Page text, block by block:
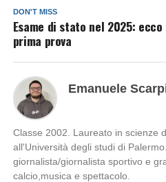
DON'T MISS
Esame di stato nel 2025:
prima prova
Emanuele
Classe 2002. Laureato in scienze
all'Università degli studi di
giornalista/giornalista sportivo e
calcio,musica e spettacolo.